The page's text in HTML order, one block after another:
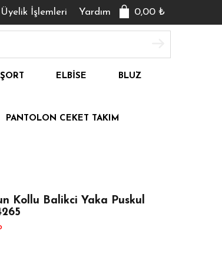
0,00 ₺
Yardım
Üyelik İşlemleri
ŞORT ELBISE BLUZ
PANTOLON CEKET TAKIM
Kollu Balikci Yaka Puskul